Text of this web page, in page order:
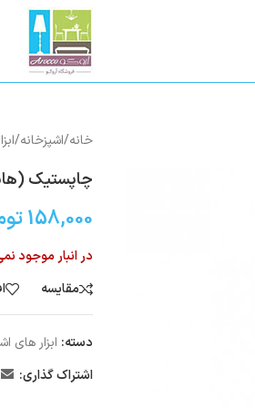
خانه/اشپزخانه/
چاپستیک (هاشی) ۴ عددی
158,000
در انبار موجود
مقایسه
دسته: ابزار های
اشتراک گذاری: